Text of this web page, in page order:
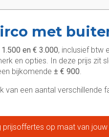
met
en € 3.000, inclusief btw
en opties. In deze prijs zit
bijkomende ± € 900.
van een aantal verschillende
prijsoffertes op maat van